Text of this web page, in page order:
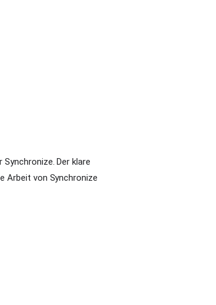
Synchronize. Der klare
Arbeit von Synchronize